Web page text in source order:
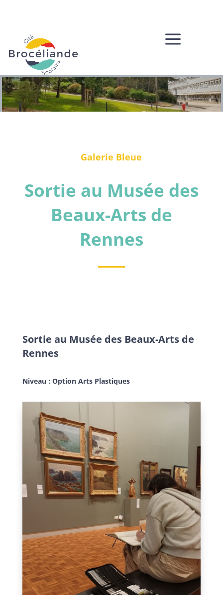
a
Galerie Bleue
Sortie au Musée des
Beaux-Arts de
Rennes
Sortie au Musée des Beaux-Arts de
Rennes
Niveau : Option Arts Plastiques